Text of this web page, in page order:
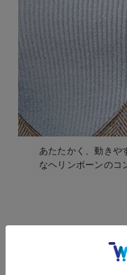
あたたかく、動きや
なヘリンボーンのコ